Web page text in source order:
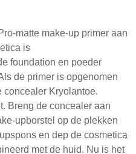
matte make-up primer aan
is
foundation en poeder
de primer is opgenomen
concealer Kryolantoe.
Breng de concealer aan
upborstel op de plekken
en dep de cosmetica
met de huid. Nu is het